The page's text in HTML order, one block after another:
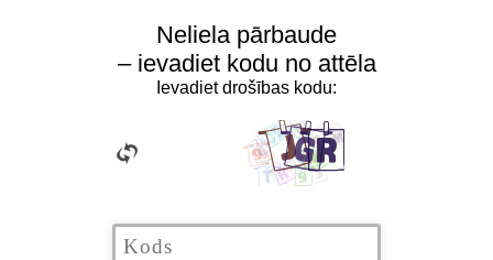
Neliela pārbaude
– ievadiet kodu no attēla
Ievadiet drošības kodu: